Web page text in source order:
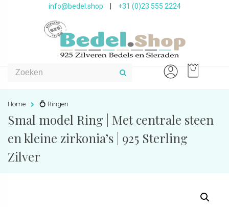
info@bedel.shop +31 (0)23 555 2224
Home 💍 Ringen
Smal model Ring | Met centrale steen
en kleine zirkonia’s | 925 Sterling
Zilver